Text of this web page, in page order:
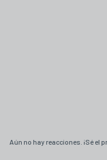
Aún no hay reacciones. ¡Sé el